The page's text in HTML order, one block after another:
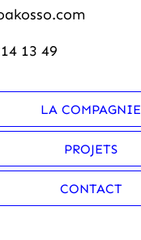
13 49
LA COMPAGNIE
PROJETS
CONTACT